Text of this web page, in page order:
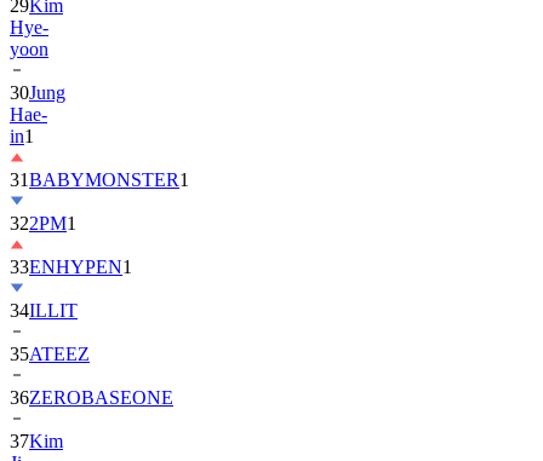
29Kim
Hye-
yoon
30Jung
Hae-
in1
31BABYMONSTER1
322PM1
33ENHYPEN1
34ILLIT
35ATEEZ
36ZEROBASEONE
37Kim